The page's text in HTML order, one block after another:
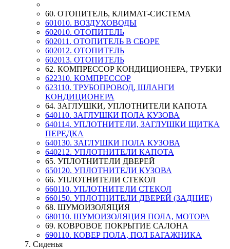
60. ОТОПИТЕЛЬ, КЛИМАТ-СИСТЕМА
601010. ВОЗДУХОВОДЫ
602010. ОТОПИТЕЛЬ
602011. ОТОПИТЕЛЬ В СБОРЕ
602012. ОТОПИТЕЛЬ
602013. ОТОПИТЕЛЬ
62. КОМПРЕССОР КОНДИЦИОНЕРА, ТРУБКИ
622310. КОМПРЕССОР
623110. ТРУБОПРОВОД, ШЛАНГИ
КОНДИЦИОНЕРА
64. ЗАГЛУШКИ, УПЛОТНИТЕЛИ КАПОТА
640110. ЗАГЛУШКИ ПОЛА КУЗОВА
640114. УПЛОТНИТЕЛИ, ЗАГЛУШКИ ЩИТКА
ПЕРЕДКА
640130. ЗАГЛУШКИ ПОЛА КУЗОВА
640212. УПЛОТНИТЕЛИ КАПОТА
65. УПЛОТНИТЕЛИ ДВЕРЕЙ
650120. УПЛОТНИТЕЛИ КУЗОВА
66. УПЛОТНИТЕЛИ СТЕКОЛ
660110. УПЛОТНИТЕЛИ СТЕКОЛ
660150. УПЛОТНИТЕЛИ ДВЕРЕЙ (ЗАДНИЕ)
68. ШУМОИЗОЛЯЦИЯ
680110. ШУМОИЗОЛЯЦИЯ ПОЛА, МОТОРА
69. КОВРОВОЕ ПОКРЫТИЕ САЛОНА
690110. КОВЕР ПОЛА, ПОЛ БАГАЖНИКА
7. Сиденья